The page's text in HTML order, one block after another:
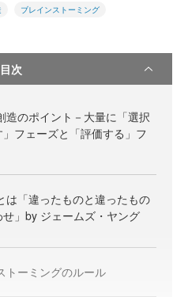
ブレインストーミング
目次
造のポイント－大量に「選択
フェーズと「評価する」フ
は「違ったものと違ったもの
」by ジェームズ・ヤング
トーミングのルール